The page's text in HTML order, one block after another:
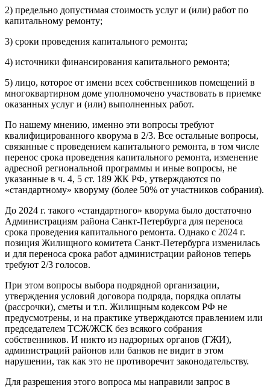
2) предельно допустимая стоимость услуг и (или) работ по
капитальному ремонту;
3) сроки проведения капитального ремонта;
4) источники финансирования капитального ремонта;
5) лицо, которое от имени всех собственников помещений в
многоквартирном доме уполномочено участвовать в приемке
оказанных услуг и (или) выполненных работ.
По нашему мнению, именно эти вопросы требуют
квалифицированного кворума в 2/3. Все остальные вопросы,
связанные с проведением капитального ремонта, в том числе
перенос срока проведения капитального ремонта, изменение
адресной региональной программы и иные вопросы, не
указанные в ч. 4, 5 ст. 189 ЖК РФ, утверждаются по
«стандартному» кворуму (более 50% от участников собрания).
До 2024 г. такого «стандартного» кворума было достаточно
Администрациям района Санкт-Петербурга для переноса
срока проведения капитального ремонта. Однако с 2024 г.
позиция Жилищного комитета Санкт-Петербурга изменилась
и для переноса срока работ администрации районов теперь
требуют 2/3 голосов.
При этом вопросы выбора подрядной организации,
утверждения условий договора подряда, порядка оплаты
(рассрочки), сметы и т.п. Жилищным кодексом РФ не
предусмотрены, и на практике утверждаются правлением или
председателем ТСЖ/ЖСК без всякого собрания
собственников. И никто из надзорных органов (ГЖИ),
администраций районов или банков не видит в этом
нарушении, так как это не противоречит законодательству.
Для разрешения этого вопроса мы направили запрос в